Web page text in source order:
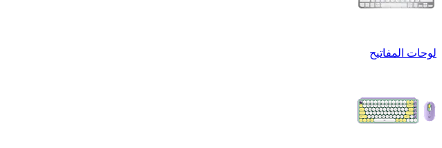
لوحات المفاتيح